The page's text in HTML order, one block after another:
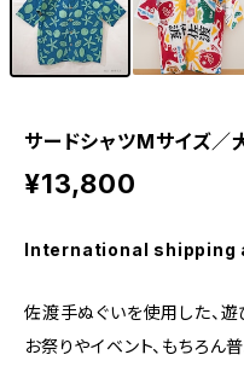
サードシャツMサイズ／
¥13,800
International shipping
佐渡手ぬぐいを使用した、遊
お祭りやイベント、もちろん